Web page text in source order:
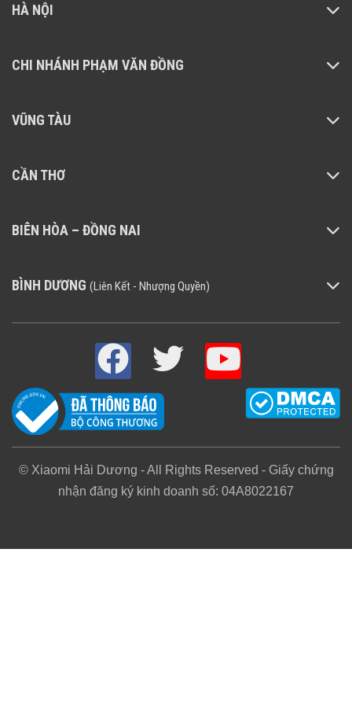
HÀ NỘI
CHI NHÁNH PHẠM VĂN ĐỒNG
VŨNG TÀU
CẦN THƠ
BIÊN HÒA – ĐỒNG NAI
BÌNH DƯƠNG (Liên Kết - Nhượng Quyền)
© Xiaomi Hải Dương - All Rights Reserved - Giấy chứng
nhận đăng ký kinh doanh số: 04A8022167